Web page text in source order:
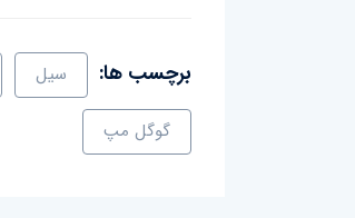
برچسب ها: سیل
گوگل مپ